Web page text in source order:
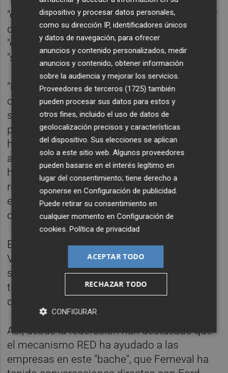
"dependen hasta ahora casi exclusivamente"
de la firma del óvalo, y que aunque ahora
"están haciendo trabajo de diversificación",
"su dependencia es importante".
"Ford está a un 75% de capacidad ociosa,
con lo cual el impacto que está teniendo
sobre la economía valenciana y sobre el
parque de proveedores es importantísima",
ha expuesto, y por ello ha defendido que la
administración haga "todo lo que pueda
hacer" para que la fábrica de Almussafes
retome su actividad o se instalen otras
empresas y que esa carga de trabajo la
compensen".
El presidente de Femeval ha resaltado que
Valencia es "una zona preparadísima para
seguir trabajando a nivel competitivo", y que
todo este ecosistema "es un valor y activo
que no podemos desperciar".
Así, desde la federación han destacado que
el mecanismo RED ha ayudado a las
empresas en este "bache", que Femeval ha
dispositivo y procesar datos personales,
como su dirección IP, identificadores únicos
y datos de navegación, para ofrecer
anuncios y contenido personalizados, medir
anuncios y contenido, obtener información
sobre la audiencia y mejorar los servicios.
Proveedores de terceros (1725) también
pueden procesar sus datos para estos y
otros fines, incluido el uso de datos de
geolocalización precisos y características
del dispositivo. Sus elecciones se aplican
solo a este sitio web. Algunos proveedores
pueden basarse en el interés legítimo en
lugar del consentimiento; tiene derecho a
oponerse enConfiguración de publicidad.
Puede retirar su consentimiento en
cualquier momento enConfiguración de
cookies.Política de privacidad
ACEPTAR TODO
RECHAZAR TODO
CONFIGURAR